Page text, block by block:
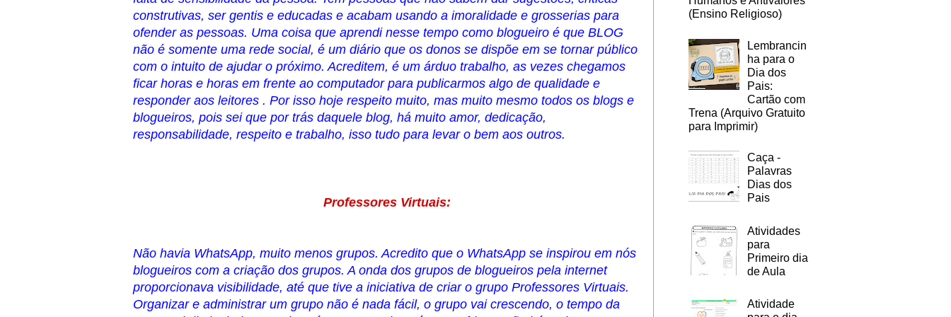
construtivas, ser gentis e educadas e acabam usando a imoralidade e grosserias para
ofender as pessoas. Uma coisa que aprendi nesse tempo como blogueiro é que BLOG
não é somente uma rede social, é um diário que os donos se dispõe em se tornar público
com o intuito de ajudar o próximo. Acreditem, é um árduo trabalho, as vezes chegamos
ficar horas e horas em frente ao computador para publicarmos algo de qualidade e
responder aos leitores . Por isso hoje respeito muito, mas muito mesmo todos os blogs e
blogueiros, pois sei que por trás daquele blog, há muito amor, dedicação,
responsabilidade, respeito e trabalho, isso tudo para levar o bem aos outros.
Professores Virtuais:
Não havia WhatsApp, muito menos grupos. Acredito que o WhatsApp se inspirou em nós
blogueiros com a criação dos grupos. A onda dos grupos de blogueiros pela internet
proporcionava visibilidade, até que tive a iniciativa de criar o grupo Professores Virtuais.
Organizar e administrar um grupo não é nada fácil, o grupo vai crescendo, o tempo da
(Ensino Religioso)
Lembrancin
ha para o
Dia dos
Pais:
Cartão com
Trena (Arquivo Gratuito
para Imprimir)
Caça -
Palavras
Dias dos
Pais
Atividades
para
Primeiro dia
de Aula
Atividade